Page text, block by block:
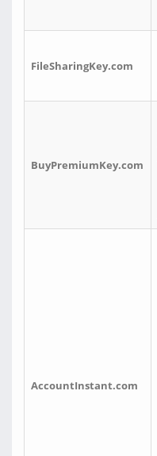
FileSharingKey.com
BuyPremiumKey.com
AccountInstant.com